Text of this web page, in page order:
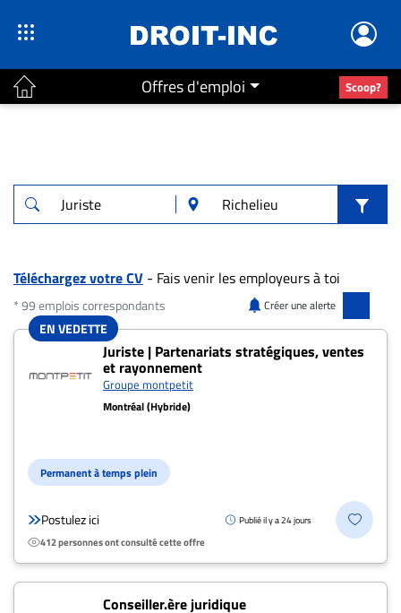
Offres d'emploi Scoop?
En
Continu
Bureaux
Conseillers
Juridiques
Carrière
ET
EMPLOIS
AVOCATS
ET
Téléchargez votre CV - Fais venir les employeurs à toi
* 99 emplois correspondants Créer une alerte
99 offres pour "Juriste" à Richelieu
EN VEDETTE
Juriste | Partenariats stratégiques, ventes
et rayonnement
Groupe montpetit
Montréal (Hybride)
Permanent à temps plein
Postulez ici Publié il y a 24 jours
412 personnes ont consulté cette offre
Conseiller.ère juridique